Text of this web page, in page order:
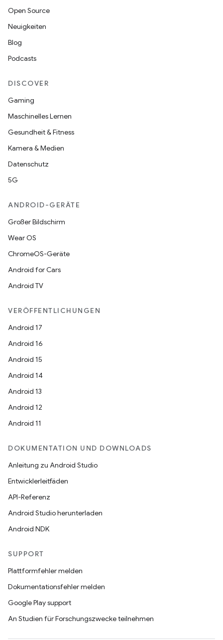
Open Source
Neuigkeiten
Blog
Podcasts
DISCOVER
Gaming
Maschinelles Lernen
Gesundheit & Fitness
Kamera & Medien
Datenschutz
5G
ANDROID-GERÄTE
Großer Bildschirm
Wear OS
ChromeOS-Geräte
Android for Cars
Android TV
VERÖFFENTLICHUNGEN
Android 17
Android 16
Android 15
Android 14
Android 13
Android 12
Android 11
DOKUMENTATION UND DOWNLOADS
Anleitung zu Android Studio
Entwicklerleitfäden
API-Referenz
Android Studio herunterladen
Android NDK
SUPPORT
Plattformfehler melden
Dokumentationsfehler melden
Google Play support
An Studien für Forschungszwecke teilnehmen